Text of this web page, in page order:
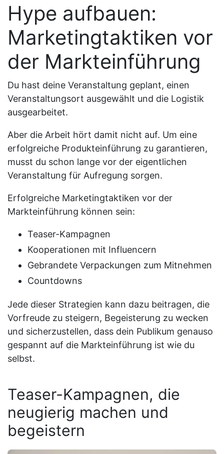
Hype aufbauen:
Marketingtaktiken vor
der Markteinführung
Du hast deine Veranstaltung geplant, einen
Veranstaltungsort ausgewählt und die Logistik
ausgearbeitet.
Aber die Arbeit hört damit nicht auf. Um eine
erfolgreiche Produkteinführung zu garantieren,
musst du schon lange vor der eigentlichen
Veranstaltung für Aufregung sorgen.
Erfolgreiche Marketingtaktiken vor der
Markteinführung können sein:
Teaser-Kampagnen
Kooperationen mit Influencern
Gebrandete Verpackungen zum Mitnehmen
Countdowns
Jede dieser Strategien kann dazu beitragen, die
Vorfreude zu steigern, Begeisterung zu wecken
und sicherzustellen, dass dein Publikum genauso
gespannt auf die Markteinführung ist wie du
selbst.
Teaser-Kampagnen, die
neugierig machen und
begeistern